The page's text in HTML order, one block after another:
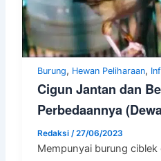
Burung, Hewan Peliharaan,
Cigun Jantan dan
Perbedaannya
Redaksi /27/06/2023
Mempunyai burung